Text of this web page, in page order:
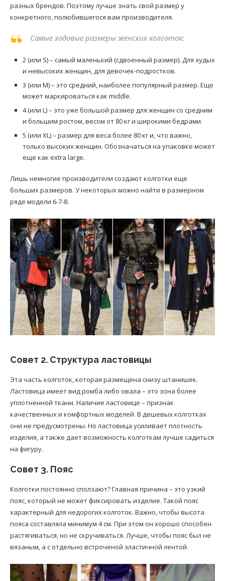
разных брендов. Поэтому лучше знать свой размер у
конкретного, полюбившегося вам производителя.
Самые ходовые размеры женских колготок:
2 (или S) – самый маленький (сдвоенный размер). Для худых
и невысоких женщин, для девочек-подростков.
3 (или M) – это средний, наиболее популярный размер. Еще
может маркироваться как middle.
4 (или L) – это уже большой размер для женщин со средним
и большим ростом, весом от 80 кг и широкими бедрами.
5 (или XL) – размер для веса более 80 кг и, что важно,
только высоких женщин. Обозначаться на упаковке может
еще как extra large.
Лишь немногие производители создают колготки еще
больших размеров. У некоторых можно найти в размерном
ряде модели 6-7-8.
Совет 2. Структура ластовицы
Эта часть колготок, которая размещена снизу штанишек.
Ластовица имеет вид ромба либо овала – это зона более
уплотненной ткани. Наличие ластовице – признак
качественных и комфортных моделей. В дешевых колготках
они не предусмотрены. Но ластовица усиливает плотность
изделия, а также дает возможность колготкам лучше садиться
на фигуру.
Совет 3. Пояс
Колготки постоянно сползают? Главная причина – это узкий
пояс, который не может фиксировать изделие. Такой пояс
характерный для недорогих колготок. Важно, чтобы высота
пояса составляла минимум 4 см. При этом он хорошо способен
растягиваться, но не скручиваться. Лучше, чтобы пояс был не
вязаным, а с отдельно встроченой эластичной лентой.